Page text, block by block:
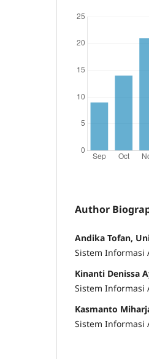
Author
Andika Tofan,
Sistem Informasi
Kinanti Denissa
Sistem Informasi
Kasmanto
Sistem Informasi